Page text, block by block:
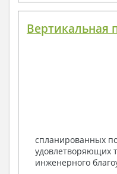
Вертикальная
спланированных
удовлетворяющих
инженерного